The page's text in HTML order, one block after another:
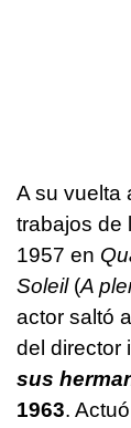
A su vuelta
trabajos de
1957 en
Soleil(A
actor saltó
del director
sus
1963.